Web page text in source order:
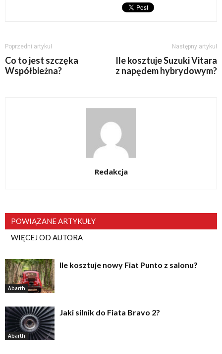
Poprzedni artykuł
Co to jest szczęka
Współbieżna?
Następny artykuł
Ile kosztuje Suzuki Vitara
z napędem hybrydowym?
Redakcja
POWIĄZANE ARTYKUŁY
WIĘCEJ OD AUTORA
Abarth
Ile kosztuje nowy Fiat Punto z salonu?
Abarth
Jaki silnik do Fiata Bravo 2?